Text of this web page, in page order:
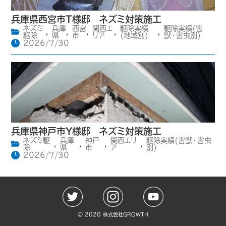
兵庫県西宮市T様邸 ネズミ対策施工
ネズミ
駆除
,
兵庫
県
,
西宮
市
,
関西エ
リア
,
駆除実績
(地域別)
,
駆除実績(害
獣・害虫別)
2026/7/30
兵庫県神戸市Y様邸 ネズミ対策施工
ネズミ駆
除
,
兵庫
県
,
神戸
市
,
関西エリ
ア
,
駆除実績(害獣・害虫
別)
2026/7/30
©️ 2020 株式会社GROWTH